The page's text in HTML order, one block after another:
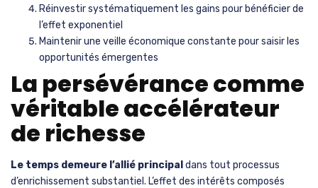
Réinvestir systématiquement les gains pour bénéficier de
l’effet exponentiel
Maintenir une veille économique constante pour saisir les
opportunités émergentes
La persévérance comme
véritable accélérateur
de richesse
Le temps demeure l’allié principal dans tout processus
d’enrichissement substantiel. L’effet des intérêts composés